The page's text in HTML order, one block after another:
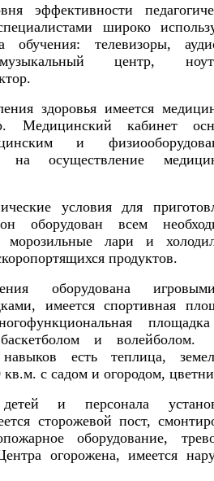
эффективности
широко
обучения: телевизоры,
центр,
здоровья имеется
Медицинский кабинет
и
на осуществление
условия для
оборудован всем
морозильные лари и
продуктов.
оборудована
имеется спортивная
и
есть теплица,
с садом и огородом,
и персонала
сторожевой пост,
оборудование,
огорожена, имеется